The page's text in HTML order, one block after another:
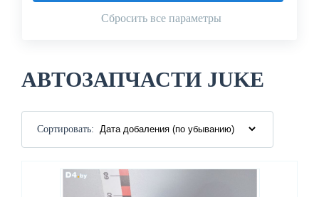
Сбросить все параметры
АВТОЗАПЧАСТИ JUKE
Сортировать: